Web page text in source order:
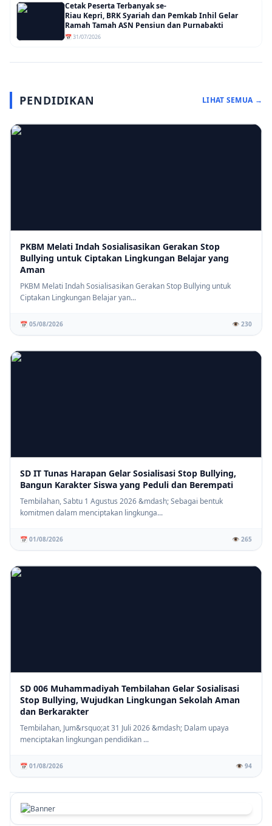
Cetak Peserta Terbanyak se-
Riau Kepri, BRK Syariah dan Pemkab Inhil Gelar
Ramah Tamah ASN Pensiun dan Purnabakti
📅 31/07/2026
PENDIDIKAN LIHAT SEMUA →
PKBM Melati Indah Sosialisasikan Gerakan Stop
Bullying untuk Ciptakan Lingkungan Belajar yang
Aman
PKBM Melati Indah Sosialisasikan Gerakan Stop Bullying untuk
Ciptakan Lingkungan Belajar yan...
📅 05/08/2026 👁️ 230
SD IT Tunas Harapan Gelar Sosialisasi Stop Bullying,
Bangun Karakter Siswa yang Peduli dan Berempati
Tembilahan, Sabtu 1 Agustus 2026 &mdash; Sebagai bentuk
komitmen dalam menciptakan lingkunga...
📅 01/08/2026 👁️ 265
SD 006 Muhammadiyah Tembilahan Gelar Sosialisasi
Stop Bullying, Wujudkan Lingkungan Sekolah Aman
dan Berkarakter
Tembilahan, Jum&rsquo;at 31 Juli 2026 &mdash; Dalam upaya
menciptakan lingkungan pendidikan ...
📅 01/08/2026 👁️ 94